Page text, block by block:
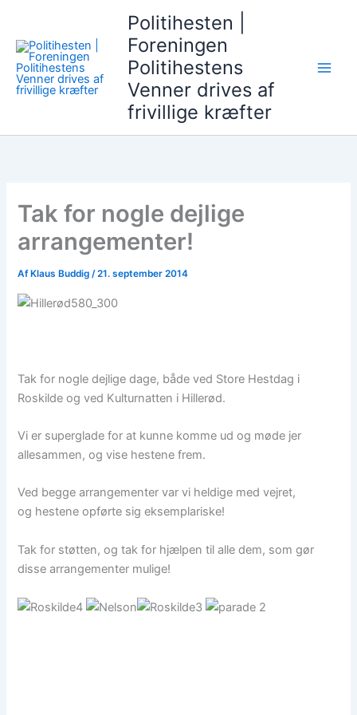
indholdet
Politihesten |
Foreningen
Politihestens
Venner drives af
frivillige kræfter
Tak for nogle dejlige
arrangementer!
Af Klaus Buddig/21. september 2014
Tak for nogle dejlige dage, både ved Store Hestdag i
Roskilde og ved Kulturnatten i Hillerød.
Vi er superglade for at kunne komme ud og møde jer
allesammen, og vise hestene frem.
Ved begge arrangementer var vi heldige med vejret,
og hestene opførte sig eksemplariske!
Tak for støtten, og tak for hjælpen til alle dem, som gør
disse arrangementer mulige!